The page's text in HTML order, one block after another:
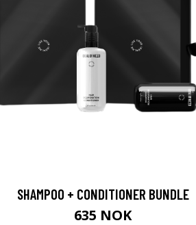
SHAMPOO + CONDITIONER BUNDLE
635 NOK